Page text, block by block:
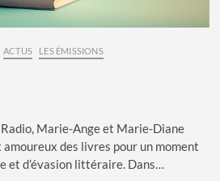
ACTUS LES ÉMISSIONS
Marie-Ange et Marie-Diane
des livres pour un moment
et d’évasion littéraire. Dans…